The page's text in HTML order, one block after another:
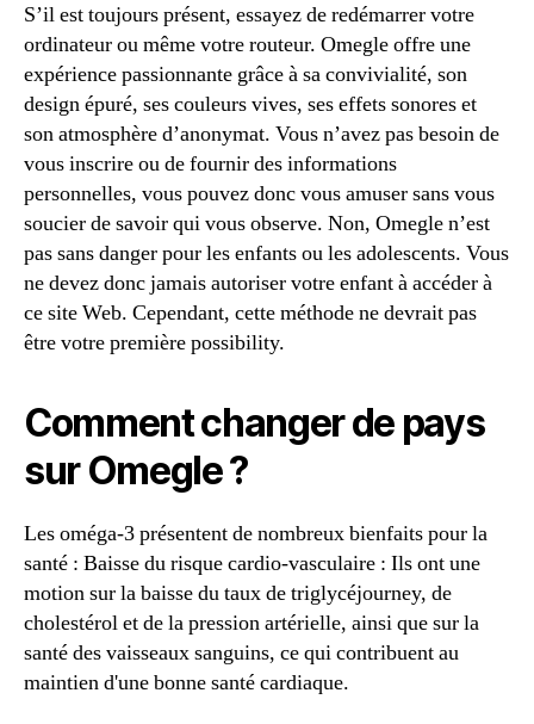
S’il est toujours présent, essayez de redémarrer votre
ordinateur ou même votre routeur. Omegle offre une
expérience passionnante grâce à sa convivialité, son
design épuré, ses couleurs vives, ses effets sonores et
son atmosphère d’anonymat. Vous n’avez pas besoin de
vous inscrire ou de fournir des informations
personnelles, vous pouvez donc vous amuser sans vous
soucier de savoir qui vous observe. Non, Omegle n’est
pas sans danger pour les enfants ou les adolescents. Vous
ne devez donc jamais autoriser votre enfant à accéder à
ce site Web. Cependant, cette méthode ne devrait pas
être votre première possibility.
Comment changer de pays
sur Omegle ?
Les oméga-3 présentent de nombreux bienfaits pour la
santé : Baisse du risque cardio-vasculaire : Ils ont une
motion sur la baisse du taux de triglycéjourney, de
cholestérol et de la pression artérielle, ainsi que sur la
santé des vaisseaux sanguins, ce qui contribuent au
maintien d'une bonne santé cardiaque.